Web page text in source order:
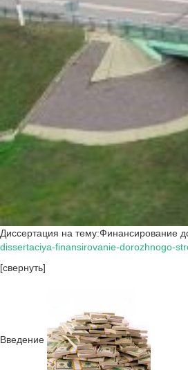
Диссертация на тему:Финансирование
dissertaciya-finansirovanie-dorozhnogo-
[свернуть]
Введение